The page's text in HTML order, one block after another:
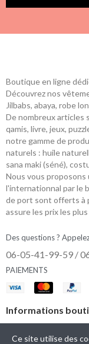
Boutique en ligne
Découvrez nos
Jilbabs, abaya, robe
De nombreux articles
qamis, livre, jeux,
notre gamme de
naturels : huile
sana maki (séné),
Nous vous proposons
l'internationnal par le
de port sont offerts à
assure les prix les
Des questions ?
06-05-41-99-59 /
PAIEMENTS
Informations
Catégories
Ce site utilise des